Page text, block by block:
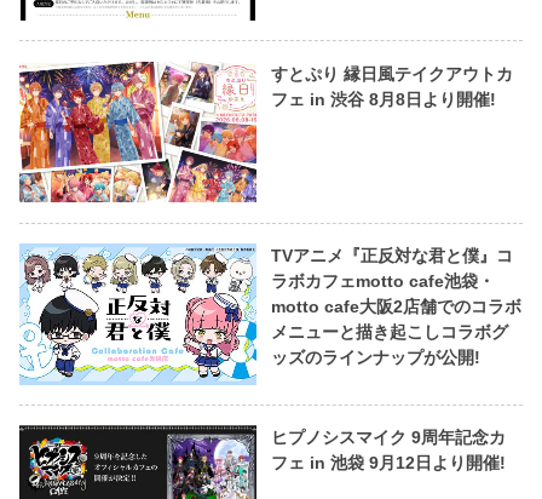
すとぷり 縁日風テイクアウトカ
フェ in 渋谷 8月8日より開催!
TVアニメ『正反対な君と僕』コ
ラボカフェmotto cafe池袋・
motto cafe大阪2店舗でのコラボ
メニューと描き起こしコラボグ
ッズのラインナップが公開!
ヒプノシスマイク 9周年記念カ
フェ in 池袋 9月12日より開催!